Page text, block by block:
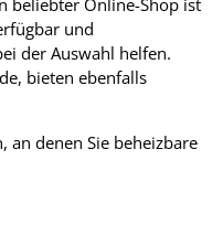
und
der Auswahl helfen.
bieten ebenfalls
an denen Sie beheizbare